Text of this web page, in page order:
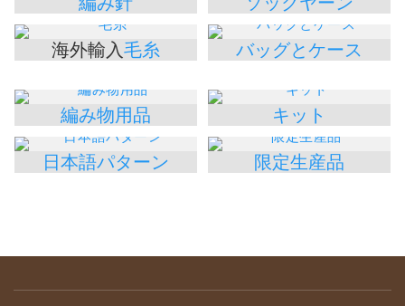
海外輸入毛糸 バッグとケース
編み物用品 キット
日本語パターン 限定生産品